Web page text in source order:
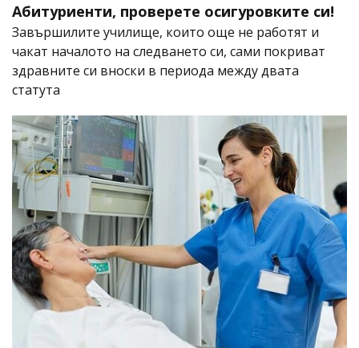
Абитуриенти, проверете осигуровките си!
Завършилите училище, които още не работят и
чакат началото на следването си, сами покриват
здравните си вноски в периода между двата
статута